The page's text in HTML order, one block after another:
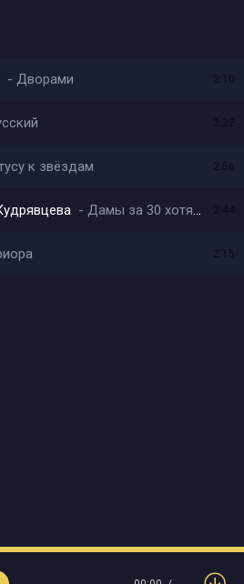
Дворами 2:10
к звёздам 2:56
Дамы за 30 хотят влюбиться
2:15